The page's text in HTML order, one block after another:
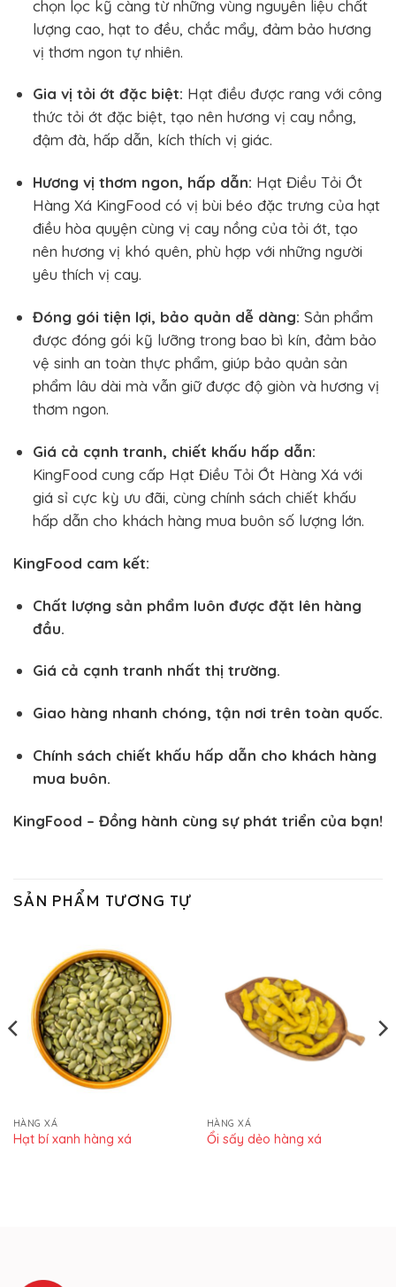
chọn lọc kỹ càng từ những vùng nguyên liệu chất
lượng cao, hạt to đều, chắc mẩy, đảm bảo hương
vị thơm ngon tự nhiên.
Gia vị tỏi ớt đặc biệt: Hạt điều được rang với công
thức tỏi ớt đặc biệt, tạo nên hương vị cay nồng,
đậm đà, hấp dẫn, kích thích vị giác.
Hương vị thơm ngon, hấp dẫn: Hạt Điều Tỏi Ớt
Hàng Xá KingFood có vị bùi béo đặc trưng của hạt
điều hòa quyện cùng vị cay nồng của tỏi ớt, tạo
nên hương vị khó quên, phù hợp với những người
yêu thích vị cay.
Đóng gói tiện lợi, bảo quản dễ dàng: Sản phẩm
được đóng gói kỹ lưỡng trong bao bì kín, đảm bảo
vệ sinh an toàn thực phẩm, giúp bảo quản sản
phẩm lâu dài mà vẫn giữ được độ giòn và hương vị
thơm ngon.
Giá cả cạnh tranh, chiết khấu hấp dẫn:
KingFood cung cấp Hạt Điều Tỏi Ớt Hàng Xá với
giá sỉ cực kỳ ưu đãi, cùng chính sách chiết khấu
hấp dẫn cho khách hàng mua buôn số lượng lớn.
KingFood cam kết:
Chất lượng sản phẩm luôn được đặt lên hàng
đầu.
Giá cả cạnh tranh nhất thị trường.
Giao hàng nhanh chóng, tận nơi trên toàn quốc.
Chính sách chiết khấu hấp dẫn cho khách hàng
mua buôn.
KingFood – Đồng hành cùng sự phát triển của bạn!
SẢN PHẨM TƯƠNG TỰ
HÀNG XÁ
Hạt bí xanh hàng xá
HÀNG XÁ
Ổi sấy dẻo hàng xá